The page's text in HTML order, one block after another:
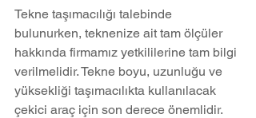
Tekne taşımacılığı talebinde
bulunurken, teknenize ait tam ölçüler
hakkında firmamız yetkililerine tam bilgi
verilmelidir. Tekne boyu, uzunluğu ve
yüksekliği taşımacılıkta kullanılacak
çekici araç için son derece önemlidir.